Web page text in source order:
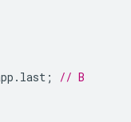
. last ;
// B